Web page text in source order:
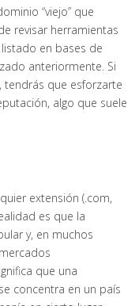
“viejo” que
revisar herramientas
en bases de
anteriormente. Si
tendrás que esforzarte
algo que suele
extensión (.com,
es que la
y, en muchos
que una
concentra en un país